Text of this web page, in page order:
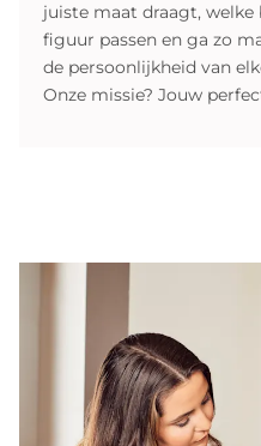
juiste maat draagt,
figuur passen en ga zo
de persoonlijkheid van
Onze missie? Jouw